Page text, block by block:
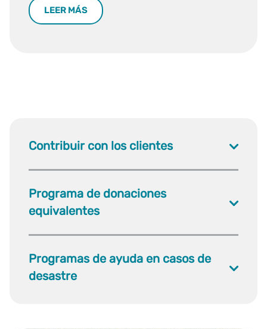
LEER MÁS
Contribuir con los clientes
Programa de donaciones
equivalentes
Programas de ayuda en casos de
desastre